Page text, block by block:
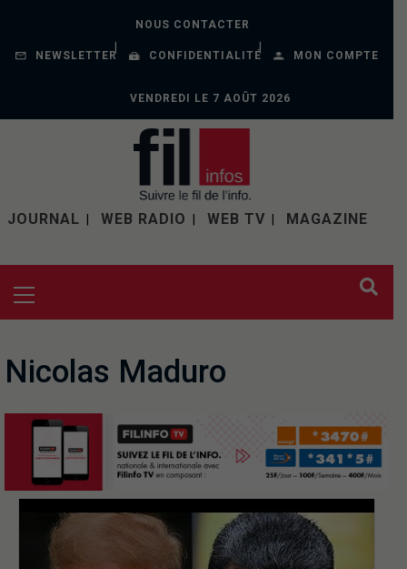
NOUS CONTACTER
NEWSLETTER CONFIDENTIALITÉ MON COMPTE
VENDREDI LE 7 AOÛT 2026
JOURNAL WEB RADIO WEB TV MAGAZINE
Nicolas Maduro